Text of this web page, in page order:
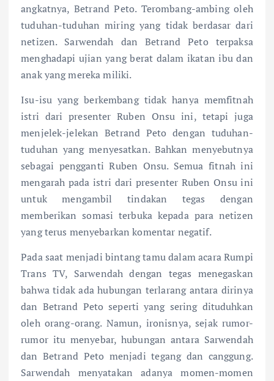
angkatnya, Betrand Peto. Terombang-ambing oleh
tuduhan-tuduhan miring yang tidak berdasar dari
netizen. Sarwendah dan Betrand Peto terpaksa
menghadapi ujian yang berat dalam ikatan ibu dan
anak yang mereka miliki.
Isu-isu yang berkembang tidak hanya memfitnah
istri dari presenter Ruben Onsu ini, tetapi juga
menjelek-jelekan Betrand Peto dengan tuduhan-
tuduhan yang menyesatkan. Bahkan menyebutnya
sebagai pengganti Ruben Onsu. Semua fitnah ini
mengarah pada istri dari presenter Ruben Onsu ini
untuk mengambil tindakan tegas dengan
memberikan somasi terbuka kepada para netizen
yang terus menyebarkan komentar negatif.
Pada saat menjadi bintang tamu dalam acara Rumpi
Trans TV, Sarwendah dengan tegas menegaskan
bahwa tidak ada hubungan terlarang antara dirinya
dan Betrand Peto seperti yang sering dituduhkan
oleh orang-orang. Namun, ironisnya, sejak rumor-
rumor itu menyebar, hubungan antara Sarwendah
dan Betrand Peto menjadi tegang dan canggung.
Sarwendah menyatakan adanya momen-momen